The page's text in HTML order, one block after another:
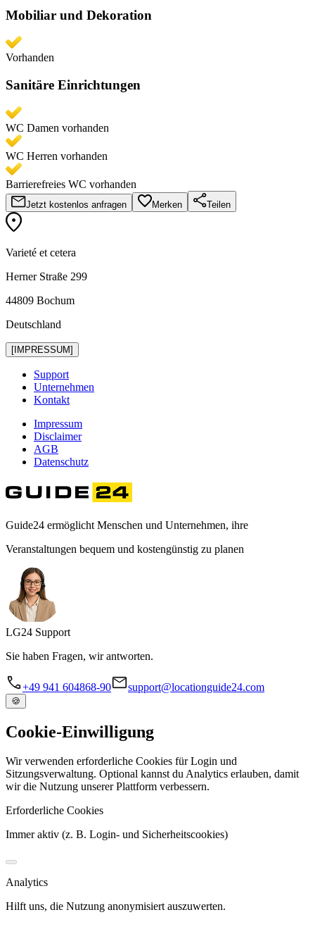
Mobiliar und Dekoration
Vorhanden
Sanitäre Einrichtungen
WC Damen vorhanden
WC Herren vorhanden
Barrierefreies WC vorhanden
Jetzt kostenlos anfragen Merken Teilen
Varieté et cetera
Herner Straße 299
44809 Bochum
Deutschland
[IMPRESSUM]
Support
Unternehmen
Kontakt
Impressum
Disclaimer
AGB
Datenschutz
Guide24 ermöglicht Menschen und Unternehmen, ihre
Veranstaltungen bequem und kostengünstig zu planen
LG24 Support
Sie haben Fragen, wir antworten.
+49 941 604868-90 support@locationguide24.com
🍪
Cookie-Einwilligung
Wir verwenden erforderliche Cookies für Login und
Sitzungsverwaltung. Optional kannst du Analytics erlauben, damit
wir die Nutzung unserer Plattform verbessern.
Erforderliche Cookies
Immer aktiv (z. B. Login- und Sicherheitscookies)
Analytics
Hilft uns, die Nutzung anonymisiert auszuwerten.